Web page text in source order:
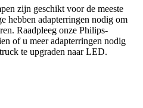
zijn geschikt voor de meeste
hebben adapterringen nodig om
Raadpleeg onze Philips-
of u meer adapterringen nodig
te upgraden naar LED.